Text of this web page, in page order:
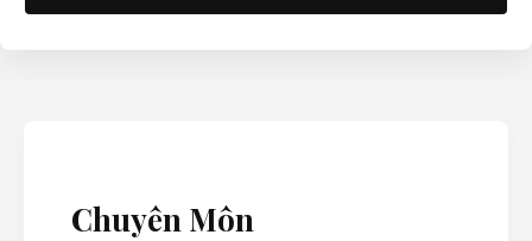
Chuyên Môn